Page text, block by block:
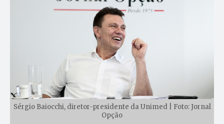
Sérgio Baiocchi, diretor-presidente da Unimed | Foto: Jornal
Opção